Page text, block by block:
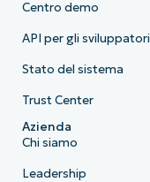
Centro demo
API per gli sviluppatori
Stato del sistema
Trust Center
Azienda
Chi siamo
Leadership